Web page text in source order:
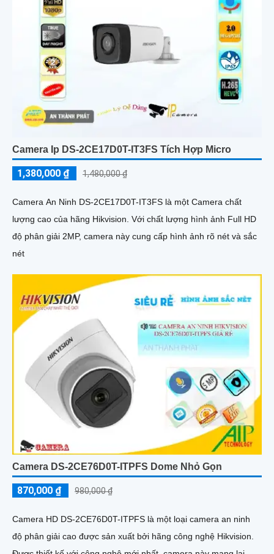
Camera Ip DS-2CE17D0T-IT3FS Tích Hợp Micro
1,380,000 ₫ 1,480,000 ₫
Camera An Ninh DS-2CE17D0T-IT3FS là một Camera chất
lượng cao của hãng Hikvision. Với chất lượng hình ảnh Full HD
độ phân giải 2MP, camera này cung cấp hình ảnh rõ nét và sắc
nét
Camera DS-2CE76D0T-ITPFS Dome Nhỏ Gọn
870,000 ₫ 980,000 ₫
Camera HD DS-2CE76D0T-ITPFS là một loại camera an ninh
độ phân giải cao được sản xuất bởi hãng công nghệ Hikvision.